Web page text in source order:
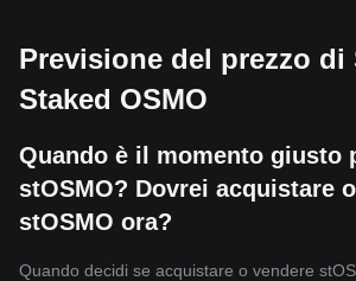
Previsione del prezzo di
Staked OSMO
Quando è il momento giusto
stOSMO? Dovrei acquistare
stOSMO ora?
Quando decidi se acquistare o vendere